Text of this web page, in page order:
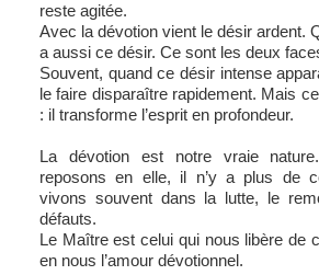
reste agitée.
Avec la dévotion vient le désir ardent.
a aussi ce désir. Ce sont les deux
Souvent, quand ce désir intense
le faire disparaître rapidement. Mais
: il transforme l’esprit en profondeur.
La dévotion est notre vraie
reposons en elle, il n’y a plus de
vivons souvent dans la lutte, le
défauts.
Le Maître est celui qui nous libère de
en nous l’amour dévotionnel.